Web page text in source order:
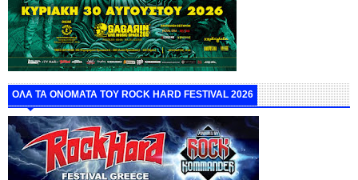
ΟΛΑ ΤΑ ΟΝΟΜΑΤΑ ΤΟΥ ROCK HARD FESTIVAL 2026